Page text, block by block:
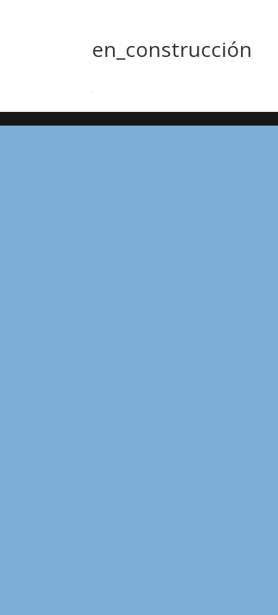
en_construcción